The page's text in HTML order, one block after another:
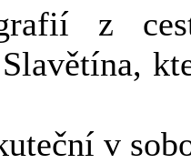
z
Slavětína,
v